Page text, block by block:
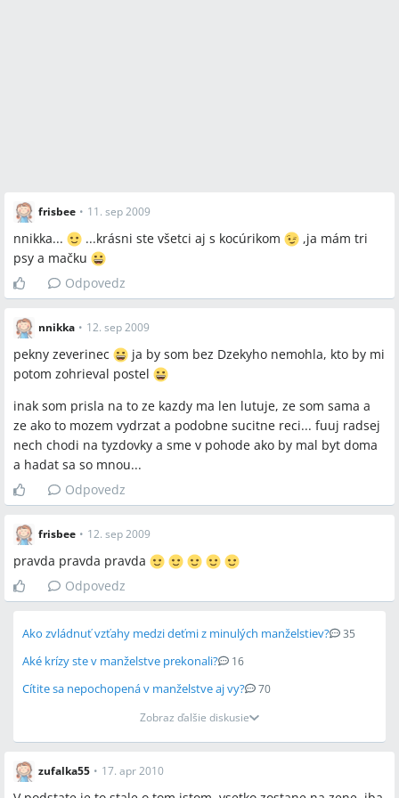
frisbee • 11. sep 2009
nnikka... ...krásni ste všetci aj s kocúrikom
,ja mám tri
psy a mačku
Odpovedz
nnikka • 12. sep 2009
pekny zeverinec
ja by som bez Dzekyho nemohla, kto by mi
potom zohrieval postel
inak som prisla na to ze kazdy ma len lutuje, ze som sama a
ze ako to mozem vydrzat a podobne sucitne reci... fuuj radsej
nech chodi na tyzdovky a sme v pohode ako by mal byt doma
a hadat sa so mnou...
Odpovedz
frisbee • 12. sep 2009
pravda pravda pravda
Odpovedz
Ako zvládnuť vzťahy medzi deťmi z minulých manželstiev? 35
Aké krízy ste v manželstve prekonali? 16
Cítite sa nepochopená v manželstve aj vy?
70
Zobraz ďalšie diskusie
zufalka55 • 17. apr 2010